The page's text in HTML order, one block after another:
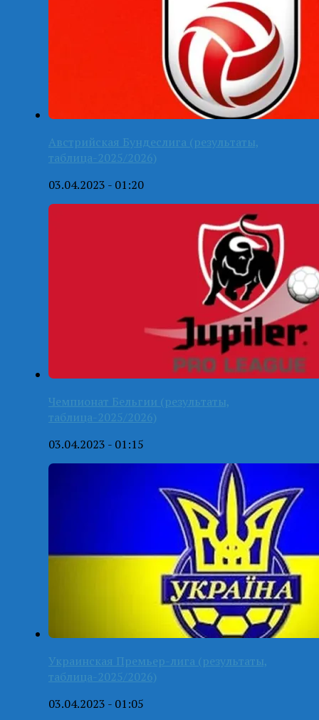
Австрийская Бундеслига (результаты,
таблица-2025/2026)
03.04.2023 - 01:20
Чемпионат Бельгии (результаты,
таблица-2025/2026)
03.04.2023 - 01:15
Украинская Премьер-лига (результаты,
таблица-2025/2026)
03.04.2023 - 01:05